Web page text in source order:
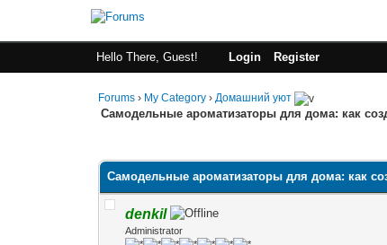
Hello There, Guest! Login Register
Forums › My Category ›Домашний уют
Самодельные ароматизаторы для дома: как
Самодельные ароматизаторы для дома: как
denkil
Administrator